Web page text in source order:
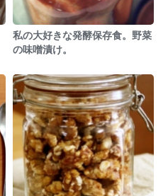
私の大好きな発酵保存食。野菜
の味噌漬け。